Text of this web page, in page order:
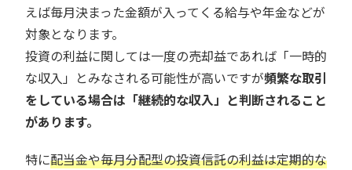
えば毎月決まった金額が入ってくる給与や年金などが
対象となります。
投資の利益に関しては一度の売却益であれば「一時的
な収入」とみなされる可能性が高いですが頻繁な取引
をしている場合は「継続的な収入」と判断されること
があります。
特に配当金や毎月分配型の投資信託の利益は定期的な